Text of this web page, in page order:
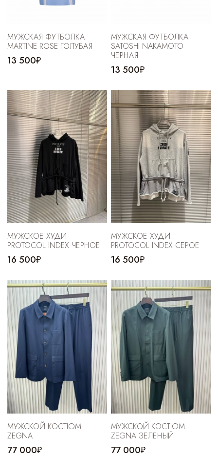
МУЖСКАЯ ФУТБОЛКА
MARTINE ROSE ГОЛУБАЯ
13 500₽
МУЖСКАЯ ФУТБОЛКА
SATOSHI NAKAMOTO
ЧЕРНАЯ
13 500₽
МУЖСКОЕ ХУДИ
PROTOCOL INDEX ЧЕРНОЕ
16 500₽
МУЖСКОЕ ХУДИ
PROTOCOL INDEX СЕРОЕ
16 500₽
МУЖСКОЙ КОСТЮМ
ZEGNA
77 000₽
МУЖСКОЙ КОСТЮМ
ZEGNA ЗЕЛЕНЫЙ
77 000₽